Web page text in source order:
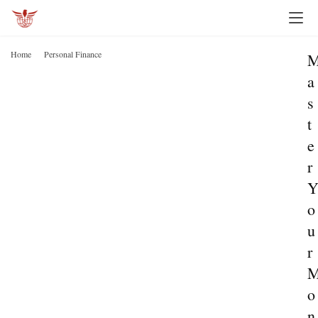
Home Personal Finance
a
s
t
e
r
Y
o
u
r
o